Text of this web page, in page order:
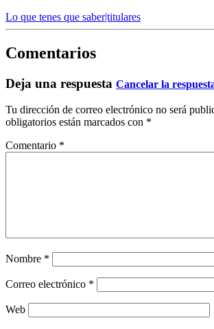
Lo que tenes que saber|titulares
Comentarios
Deja una respuesta Cancelar la
Tu dirección de correo electrónico no será
obligatorios están marcados con *
Comentario *
Nombre *
Correo electrónico *
Web